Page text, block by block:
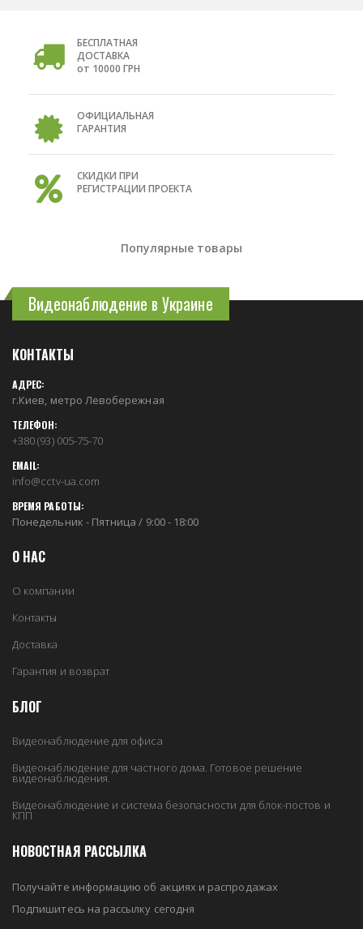
БЕСПЛАТНАЯ
ДОСТАВКА
от 10000 ГРН
ОФИЦИАЛЬНАЯ
ГАРАНТИЯ
СКИДКИ ПРИ
РЕГИСТРАЦИИ ПРОЕКТА
Популярные товары
Видеонаблюдение в Украине
КОНТАКТЫ
АДРЕС:
г.Киев, метро Левобережная
ТЕЛЕФОН:
+380 (93) 005-75-70
EMAIL:
info@cctv-ua.com
ВРЕМЯ РАБОТЫ:
Понедельник - Пятница / 9:00 - 18:00
О НАС
О компании
Контакты
Доставка
Гарантия и возврат
БЛОГ
Видеонаблюдение для офиса
Видеонаблюдение для частного дома. Готовое решение
видеонаблюдения.
Видеонаблюдение и система безопасности для блок-постов и
КПП
НОВОСТНАЯ РАССЫЛКА
Получайте информацию об акциях и распродажах
Подпишитесь на рассылку сегодня